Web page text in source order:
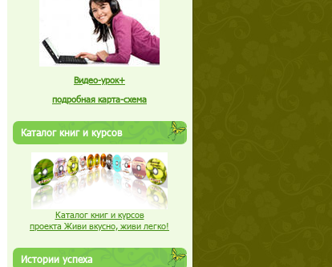
Видео-урок+
подробная карта-схема
Каталог книг и курсов
Каталог книг и курсов
проекта Живи вкусно, живи легко!
Истории успеха